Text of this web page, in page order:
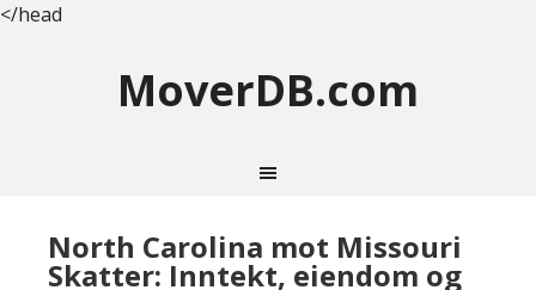
</head
MoverDB.com
North Carolina mot Missouri
Skatter: Inntekt, eiendom og